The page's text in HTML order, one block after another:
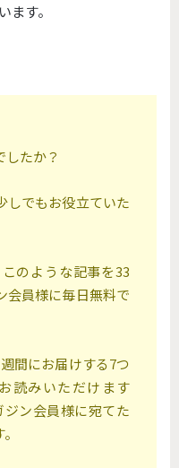
ます。
たか？
しでもお役立ていた
のような記事を33
会員様に毎日無料で
間にお届けする7つ
読みいただけます
ン会員様に宛てた